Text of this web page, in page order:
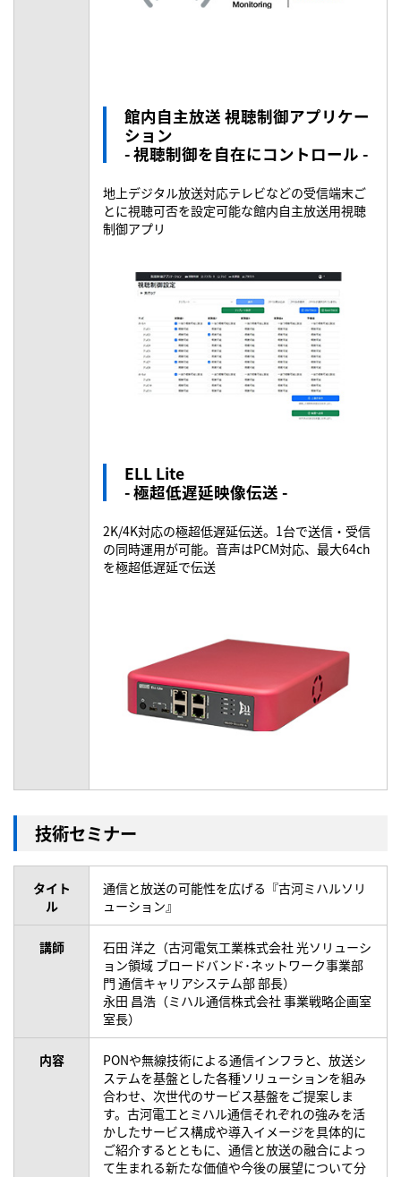
館内自主放送 視聴制御アプリケー
ション
- 視聴制御を自在にコントロール -
地上デジタル放送対応テレビなどの受信端末ご
とに視聴可否を設定可能な館内自主放送用視聴
制御アプリ
ELL Lite
- 極超低遅延映像伝送 -
2K/4K対応の極超低遅延伝送。1台で送信・受信
の同時運用が可能。音声はPCM対応、最大64ch
を極超低遅延で伝送
技術セミナー
タイト
ル
通信と放送の可能性を広げる『古河ミハルソリ
ューション』
講師
石田 洋之（古河電気工業株式会社 光ソリューシ
ョン領域 ブロードバンド･ネットワーク事業部
門 通信キャリアシステム部 部長）
永田 昌浩（ミハル通信株式会社 事業戦略企画室
室長）
内容
PONや無線技術による通信インフラと、放送シ
ステムを基盤とした各種ソリューションを組み
合わせ、次世代のサービス基盤をご提案しま
す。古河電工とミハル通信それぞれの強みを活
かしたサービス構成や導入イメージを具体的に
ご紹介するとともに、通信と放送の融合によっ
て生まれる新たな価値や今後の展望について分